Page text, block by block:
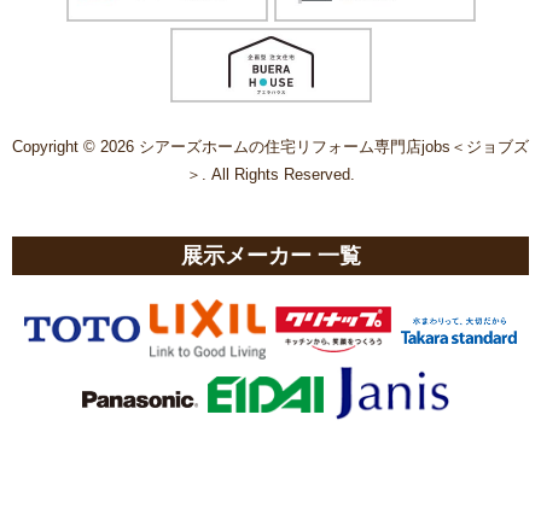
Copyright © 2026 シアーズホームの住宅リフォーム専門店jobs＜ジョブズ
＞. All Rights Reserved.
展示メーカー 一覧